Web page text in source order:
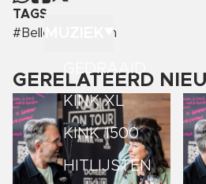
KINK XL
KINK 1500
HITLIJSTEN
TAGS
# Bellen met Ellen
GERELATEERD